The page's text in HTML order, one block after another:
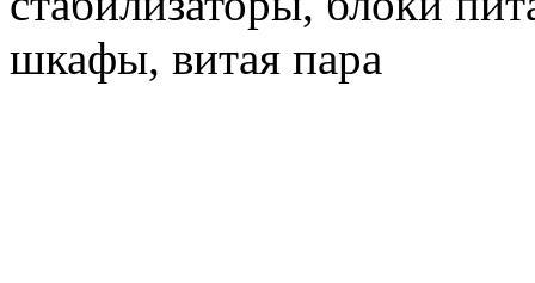
шкафы, витая пара